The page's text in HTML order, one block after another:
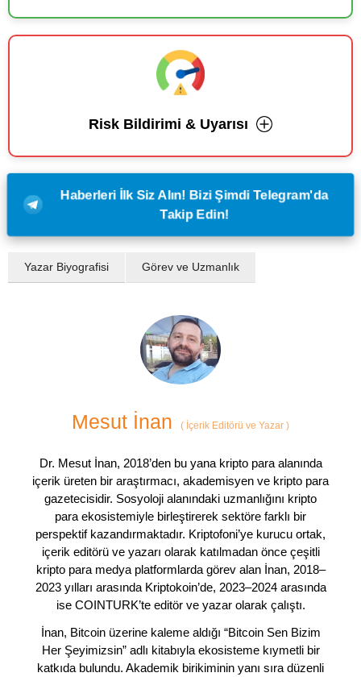
Risk Bildirimi & Uyarısı
Haberleri İlk Siz Alın! Bizi Şimdi Telegram'da
Takip Edin!
Yazar Biyografisi Görev ve Uzmanlık
Mesut İnan ( İçerik Editörü ve Yazar )
Dr. Mesut İnan, 2018’den bu yana kripto para alanında
içerik üreten bir araştırmacı, akademisyen ve kripto para
gazetecisidir. Sosyoloji alanındaki uzmanlığını kripto
para ekosistemiyle birleştirerek sektöre farklı bir
perspektif kazandırmaktadır. Kriptofoni’ye kurucu ortak,
içerik editörü ve yazarı olarak katılmadan önce çeşitli
kripto para medya platformlarda görev alan İnan, 2018–
2023 yılları arasında Kriptokoin’de, 2023–2024 arasında
ise COINTURK’te editör ve yazar olarak çalıştı.
İnan, Bitcoin üzerine kaleme aldığı “Bitcoin Sen Bizim
Her Şeyimizsin” adlı kitabıyla ekosisteme kıymetli bir
katkıda bulundu. Akademik birikiminin yanı sıra düzenli